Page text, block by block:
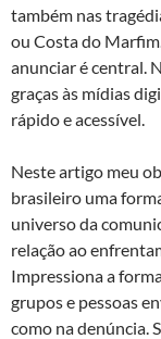
também nas
ou Costa do
anunciar é central.
graças às mídias
rápido e acessível.
Neste artigo meu
brasileiro uma
universo da
relação ao
Impressiona a
grupos e pessoas
como na denúncia.